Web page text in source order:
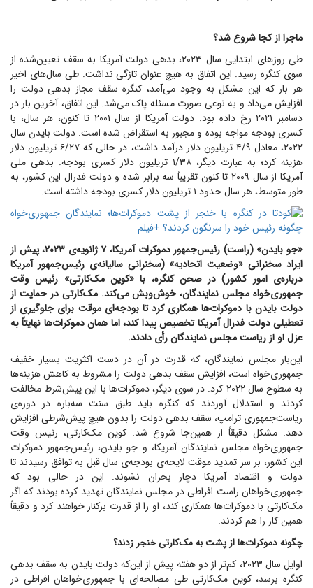
ماجرا از کجا شروع شد؟
طی روزهای ابتدایی سال ۲۰۲۳، بدهی دولت آمریکا به سقف تعیین‌شده از
سوی کنگره رسید. این اتفاق به هیچ عنوان تازگی نداشت. طی سال‌های اخیر
هر بار که این مشکل به وجود می‌آمد، کنگره سقف مجاز بدهی دولت را
افزایش می‌داد و به نوعی صورت مسئله پاک می‌شد. این اتفاق، آخرین بار در
دسامبر ۲۰۲۱ رخ داده بود. دولت آمریکا از سال ۲۰۰۱ تا کنون، هر سال، با
کسری بودجه مواجه بوده و مجبور به استقراض شده است. دولت بایدن سال
۲۰۲۲، معادل ۴/۹ تریلیون دلار درآمد داشت، در حالی که ۶/۲۷ تریلیون دلار
هزینه کرد؛ به عبارت دیگر، ۱/۳۸ تریلیون دلار کسری بودجه. بدهی ملی
آمریکا از سال ۲۰۰۹ تا کنون تقریباً سه برابر شده و دولت فدرال این کشور، به
طور متوسط، هر سال حدود ۱ تریلیون دلار کسری بودجه داشته است.
«جو بایدن» (راست) رئیس‌جمهور دموکرات آمریکا، ۷ ژانویه‌ی ۲۰۲۳، پیش از
ایراد سخنرانی «وضعیت اتحادیه» (سخنرانی سالیانه‌ی رئیس‌جمهور آمریکا
درباره‌ی امور کشور) در صحن کنگره، با «کوین مک‌کارتی» رئیس وقت
جمهوری‌خواه مجلس نمایندگان، خوش‌وبش می‌کند. مک‌کارتی در حمایت از
دولت بایدن با دموکرات‌ها همکاری کرد تا بودجه‌ای موقت برای جلوگیری از
تعطیلی دولت فدرال آمریکا تخصیص پیدا کند، اما همان دموکرات‌ها نهایتاً به
عزل او از ریاست مجلس نمایندگان رأی دادند.
این‌بار مجلس نمایندگان، که قدرت در آن در دست اکثریت بسیار خفیف
جمهوری‌خواه است، افزایش سقف بدهی دولت را مشروط به کاهش هزینه‌ها
به سطوح سال ۲۰۲۲ کرد. در سوی دیگر، دموکرات‌ها با این پیش‌شرط مخالفت
کردند و استدلال آوردند که کنگره باید طبق سنت سه‌باره در دوره‌ی
ریاست‌جمهوری ترامپ، سقف بدهی دولت را بدون هیچ پیش‌شرطی افزایش
دهد. مشکل دقیقاً از همین‌جا شروع شد. کوین مک‌کارتی، رئیس وقت
جمهوری‌خواه مجلس نمایندگان آمریکا، و جو بایدن، رئیس‌جمهور دموکرات
این کشور، بر سر تمدید موقت لایحه‌ی بودجه‌ی سال قبل به توافق رسیدند تا
دولت و اقتصاد آمریکا دچار بحران نشوند. این در حالی بود که
جمهوری‌خواهان راست افراطی در مجلس نمایندگان تهدید کرده بودند که اگر
مک‌کارتی با دموکرات‌ها همکاری کند، او را از قدرت برکنار خواهند کرد و دقیقاً
همین کار را هم کردند.
چگونه دموکرات‌ها از پشت به مک‌کارتی خنجر زدند؟
اوایل سال ۲۰۲۳، کم‌تر از دو هفته پیش از این‌که دولت بایدن به سقف بدهی
کنگره برسد، کوین مک‌کارتی طی مصالحه‌ای با جمهوری‌خواهان افراطی در